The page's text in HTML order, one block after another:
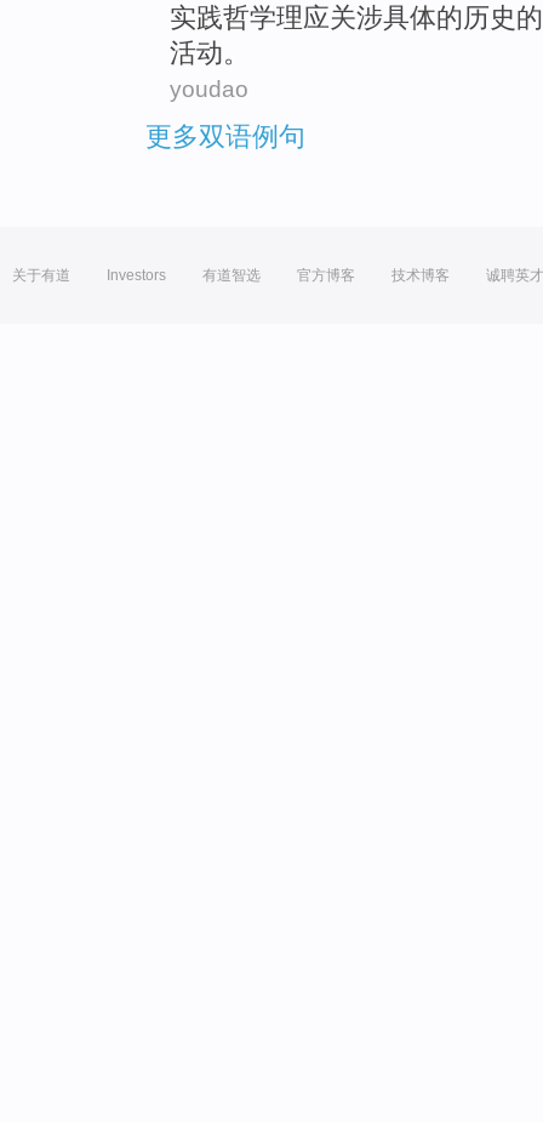
实践哲学理应关涉具体的 历史的
活动。
youdao
更多双语例句
关于有道 Investors 有道智选 官方博客 技术博客 诚聘英才